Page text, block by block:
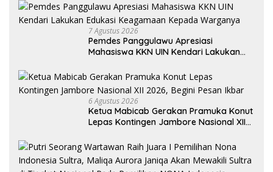
7 Agustus 2026
Pemdes Panggulawu Apresiasi
Mahasiswa KKN UIN Kendari Lakukan
6 Agustus 2026
Ketua Mabicab Gerakan Pramuka Konut
Lepas Kontingen Jambore Nasional XII